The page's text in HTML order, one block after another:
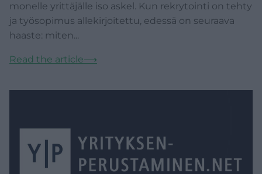
monelle yrittäjälle iso askel. Kun rekrytointi on tehty
ja työsopimus allekirjoitettu, edessä on seuraava
haaste: miten...
Read the article⟶